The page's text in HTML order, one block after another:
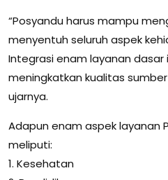
“Posyandu harus mampu
menyentuh seluruh aspek
Integrasi enam layanan dasar
meningkatkan kualitas
ujarnya.
Adapun enam aspek layanan
meliputi:
1. Kesehatan